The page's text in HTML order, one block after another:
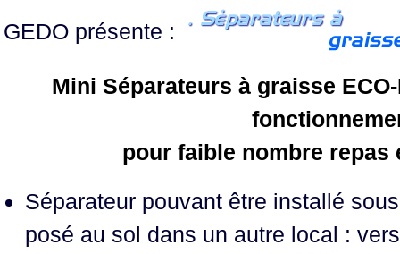
GEDO présente :
Mini Séparateurs à graisse
pour faible nombre repas
Séparateur pouvant être installé
posé au sol dans un autre local :